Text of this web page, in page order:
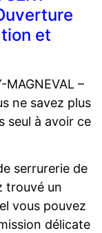
et
–
ne savez plus
seul à avoir ce
serrurerie de
trouvé un
vous pouvez
délicate